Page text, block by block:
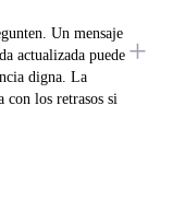
Un mensaje
actualizada puede
digna. La
con los retrasos si